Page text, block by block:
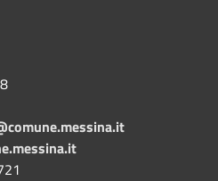
messina.it